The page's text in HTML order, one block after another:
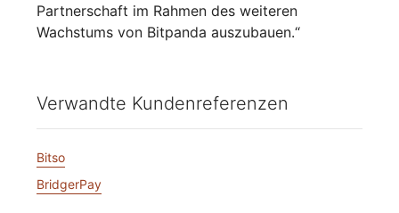
Partnerschaft im Rahmen des weiteren
Wachstums von Bitpanda auszubauen.“
Verwandte Kundenreferenzen
Bitso
BridgerPay